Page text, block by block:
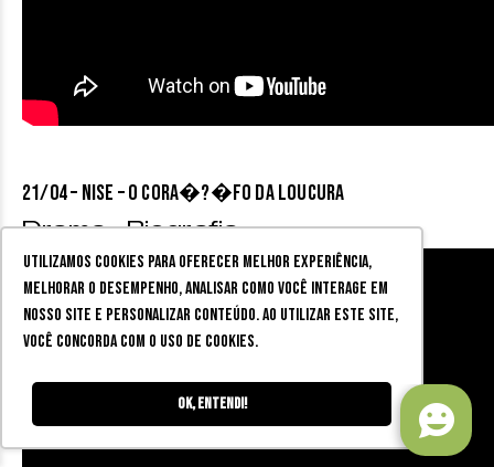
Utilizamos cookies para oferecer melhor experiência,
melhorar o desempenho, analisar como você interage em
nosso site e personalizar conteúdo. Ao utilizar este site,
você concorda com o uso de cookies.
Ok, entendi!
21/04 – NISE – O CORA�?�fO DA LOUCURA
Drama , Biografia